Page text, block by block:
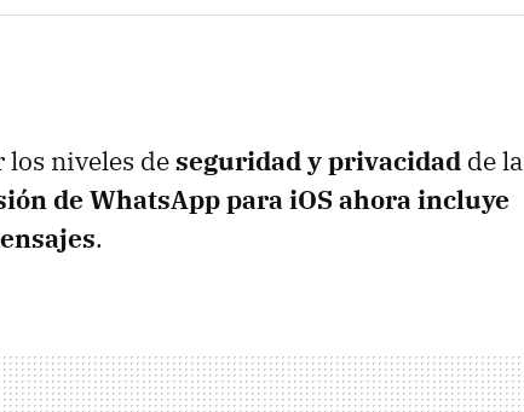
los niveles deseguridad y privacidad de la
de WhatsApp para iOS ahora incluye
.